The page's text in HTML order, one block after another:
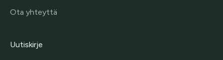
Ota yhteyttä
Uutiskirje